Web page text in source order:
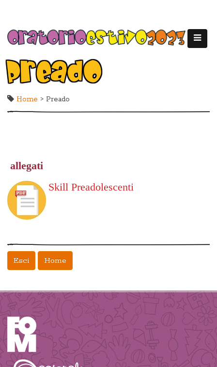
Preado
Home > Preado
allegati
Skill Preadolescenti
Esci Home